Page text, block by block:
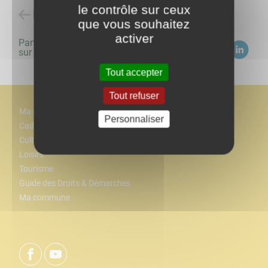
Retour à la liste des évènements
Partagez
sur :
Ma commune
Cadre de vie
Culture
Loisirs
Tourisme
Guide des Droits & Démarches
Ma commune
le contrôle sur ceux
que vous souhaitez
activer
Tout accepter
Tout refuser
Personnaliser